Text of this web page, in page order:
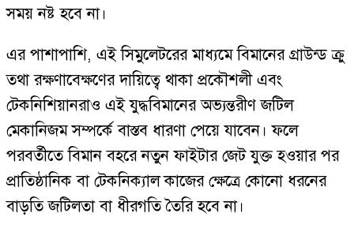
সময় নষ্ট হবে না।
এর পাশাপাশি, এই সিমুলেটরের মাধ্যমে বিমানের গ্রাউন্ড ক্রু
তথা রক্ষণাবেক্ষণের দায়িত্বে থাকা প্রকৌশলী এবং
টেকনিশিয়ানরাও এই যুদ্ধবিমানের অভ্যন্তরীণ জটিল
মেকানিজম সম্পর্কে বাস্তব ধারণা পেয়ে যাবেন। ফলে
পরবর্তীতে বিমান বহরে নতুন ফাইটার জেট যুক্ত হওয়ার পর
প্রাতিষ্ঠানিক বা টেকনিক্যাল কাজের ক্ষেত্রে কোনো ধরনের
বাড়তি জটিলতা বা ধীরগতি তৈরি হবে না।